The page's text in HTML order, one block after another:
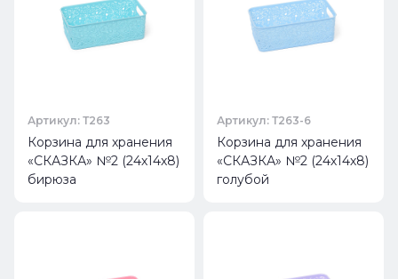
Артикул: Т263
Корзина для хранения
«СКАЗКА» №2 (24х14х8)
бирюза
Артикул: Т263-6
Корзина для хранения
«СКАЗКА» №2 (24х14х8)
голубой